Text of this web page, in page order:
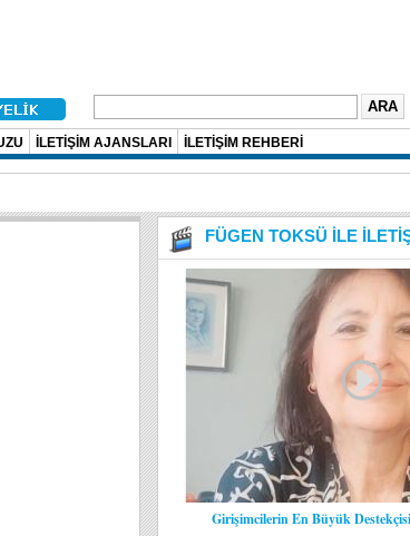
İLETİŞİM AJANSLARI İLETİŞİM REHBERİ
FÜGEN TOKSÜ İLE
Girişimcilerin En Büyük